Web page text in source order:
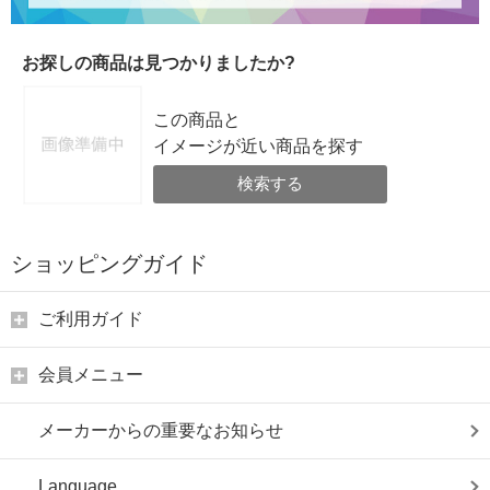
お探しの商品は見つかりましたか?
この商品と
イメージが近い商品を探す
検索する
ショッピングガイド
ご利用ガイド
会員メニュー
メーカーからの重要なお知らせ